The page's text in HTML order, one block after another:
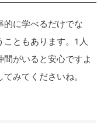
的に学べるだけでな
こともあります。1人
がいると安心ですよ
みてくださいね。